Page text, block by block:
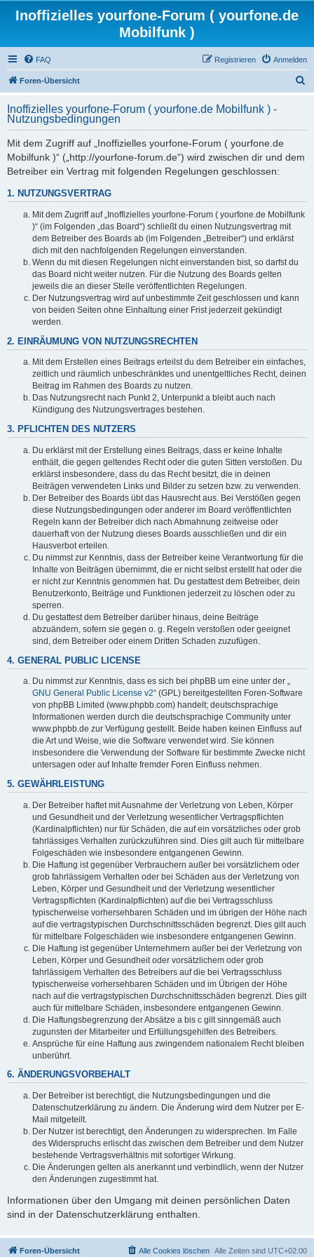
Inoffizielles yourfone-Forum ( yourfone.de
Mobilfunk )
FAQ Anmelden
Registrieren
Foren-Übersicht
h
Inoffizielles yourfone-Forum ( yourfone.de Mobilfunk ) -
Nutzungsbedingungen
Mit dem Zugriff auf „Inoffizielles yourfone-Forum ( yourfone.de
Mobilfunk )“ („http://yourfone-forum.de“) wird zwischen dir und dem
Betreiber ein Vertrag mit folgenden Regelungen geschlossen:
1. NUTZUNGSVERTRAG
Mit dem Zugriff auf „Inoffizielles yourfone-Forum ( yourfone.de Mobilfunk
)“ (im Folgenden „das Board“) schließt du einen Nutzungsvertrag mit
dem Betreiber des Boards ab (im Folgenden „Betreiber“) und erklärst
dich mit den nachfolgenden Regelungen einverstanden.
Wenn du mit diesen Regelungen nicht einverstanden bist, so darfst du
das Board nicht weiter nutzen. Für die Nutzung des Boards gelten
jeweils die an dieser Stelle veröffentlichten Regelungen.
Der Nutzungsvertrag wird auf unbestimmte Zeit geschlossen und kann
von beiden Seiten ohne Einhaltung einer Frist jederzeit gekündigt
werden.
2. EINRÄUMUNG VON NUTZUNGSRECHTEN
Mit dem Erstellen eines Beitrags erteilst du dem Betreiber ein einfaches,
zeitlich und räumlich unbeschränktes und unentgeltliches Recht, deinen
Beitrag im Rahmen des Boards zu nutzen.
Das Nutzungsrecht nach Punkt 2, Unterpunkt a bleibt auch nach
Kündigung des Nutzungsvertrages bestehen.
3. PFLICHTEN DES NUTZERS
Du erklärst mit der Erstellung eines Beitrags, dass er keine Inhalte
enthält, die gegen geltendes Recht oder die guten Sitten verstoßen. Du
erklärst insbesondere, dass du das Recht besitzt, die in deinen
Beiträgen verwendeten Links und Bilder zu setzen bzw. zu verwenden.
Der Betreiber des Boards übt das Hausrecht aus. Bei Verstößen gegen
diese Nutzungsbedingungen oder anderer im Board veröffentlichten
Regeln kann der Betreiber dich nach Abmahnung zeitweise oder
dauerhaft von der Nutzung dieses Boards ausschließen und dir ein
Hausverbot erteilen.
Du nimmst zur Kenntnis, dass der Betreiber keine Verantwortung für die
Inhalte von Beiträgen übernimmt, die er nicht selbst erstellt hat oder die
er nicht zur Kenntnis genommen hat. Du gestattest dem Betreiber, dein
Benutzerkonto, Beiträge und Funktionen jederzeit zu löschen oder zu
sperren.
Du gestattest dem Betreiber darüber hinaus, deine Beiträge
abzuändern, sofern sie gegen o. g. Regeln verstoßen oder geeignet
sind, dem Betreiber oder einem Dritten Schaden zuzufügen.
4. GENERAL PUBLIC LICENSE
Du nimmst zur Kenntnis, dass es sich bei phpBB um eine unter der „
GNU General Public License v2“ (GPL) bereitgestellten Foren-Software
von phpBB Limited (www.phpbb.com) handelt; deutschsprachige
Informationen werden durch die deutschsprachige Community unter
www.phpbb.de zur Verfügung gestellt. Beide haben keinen Einfluss auf
die Art und Weise, wie die Software verwendet wird. Sie können
insbesondere die Verwendung der Software für bestimmte Zwecke nicht
untersagen oder auf Inhalte fremder Foren Einfluss nehmen.
5. GEWÄHRLEISTUNG
Der Betreiber haftet mit Ausnahme der Verletzung von Leben, Körper
und Gesundheit und der Verletzung wesentlicher Vertragspflichten
(Kardinalpflichten) nur für Schäden, die auf ein vorsätzliches oder grob
fahrlässiges Verhalten zurückzuführen sind. Dies gilt auch für mittelbare
Folgeschäden wie insbesondere entgangenen Gewinn.
Die Haftung ist gegenüber Verbrauchern außer bei vorsätzlichem oder
grob fahrlässigem Verhalten oder bei Schäden aus der Verletzung von
Leben, Körper und Gesundheit und der Verletzung wesentlicher
Vertragspflichten (Kardinalpflichten) auf die bei Vertragsschluss
typischerweise vorhersehbaren Schäden und im übrigen der Höhe nach
auf die vertragstypischen Durchschnittsschäden begrenzt. Dies gilt auch
für mittelbare Folgeschäden wie insbesondere entgangenen Gewinn.
Die Haftung ist gegenüber Unternehmern außer bei der Verletzung von
Leben, Körper und Gesundheit oder vorsätzlichem oder grob
fahrlässigem Verhalten des Betreibers auf die bei Vertragsschluss
typischerweise vorhersehbaren Schäden und im Übrigen der Höhe
nach auf die vertragstypischen Durchschnittsschäden begrenzt. Dies gilt
auch für mittelbare Schäden, insbesondere entgangenen Gewinn.
Die Haftungsbegrenzung der Absätze a bis c gilt sinngemäß auch
zugunsten der Mitarbeiter und Erfüllungsgehilfen des Betreibers.
Ansprüche für eine Haftung aus zwingendem nationalem Recht bleiben
unberührt.
6. ÄNDERUNGSVORBEHALT
Der Betreiber ist berechtigt, die Nutzungsbedingungen und die
Datenschutzerklärung zu ändern. Die Änderung wird dem Nutzer per E-
Mail mitgeteilt.
Der Nutzer ist berechtigt, den Änderungen zu widersprechen. Im Falle
des Widerspruchs erlischt das zwischen dem Betreiber und dem Nutzer
bestehende Vertragsverhältnis mit sofortiger Wirkung.
Die Änderungen gelten als anerkannt und verbindlich, wenn der Nutzer
den Änderungen zugestimmt hat.
Informationen über den Umgang mit deinen persönlichen Daten
sind in der Datenschutzerklärung enthalten.
Foren-Übersicht Alle Zeiten sind UTC+02:00
Alle Cookies löschen